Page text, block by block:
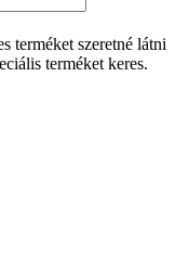
terméket szeretné látni
terméket keres.